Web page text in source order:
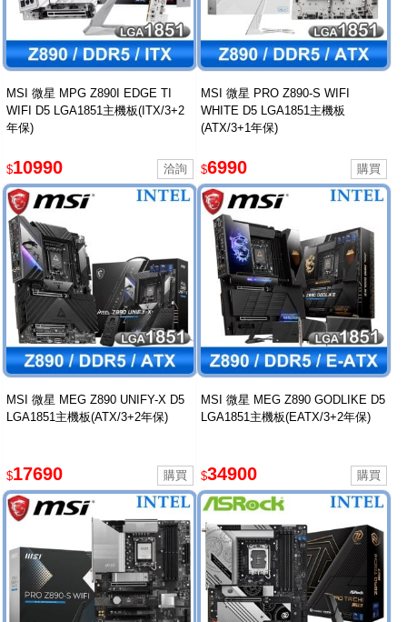
MSI 微星 MPG Z890I EDGE TI
WIFI D5 LGA1851主機板(ITX/3+2
年保)
$10990
MSI 微星 PRO Z890-S WIFI
WHITE D5 LGA1851主機板
(ATX/3+1年保)
$6990
MSI 微星 MEG Z890 UNIFY-X D5
LGA1851主機板(ATX/3+2年保)
$17690
MSI 微星 MEG Z890 GODLIKE D5
LGA1851主機板(EATX/3+2年保)
$34900